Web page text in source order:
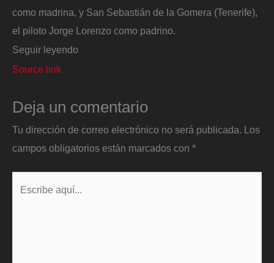
como madrina, y San Sebastián de la Gomera (Tenerife),
el piloto Jorge Lorenzo como padrino.
Seguir leyendo
Source link
Deja un comentario
Tu dirección de correo electrónico no será publicada. Los
campos obligatorios están marcados con *